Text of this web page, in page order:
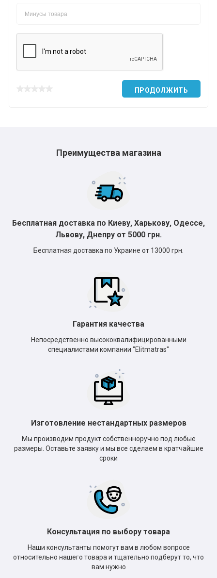
ПРОДОЛЖИТЬ
Преимущества магазина
Бесплатная доставка по Киеву, Харькову, Одессе,
Львову, Днепру от 5000 грн.
Бесплатная доставка по Украине от 13000 грн.
Гарантия качества
Непосредственно высококвалифицированными
специалистами компании "Elitmatras"
Изготовление нестандартных размеров
Мы производим продукт собственноручно под любые
размеры. Оставьте заявку и мы все сделаем в кратчайшие
сроки
Консультация по выбору товара
Наши консультанты помогут вам в любом вопросе
относительно нашего товара и тщательно подберут то, что
вам нужно